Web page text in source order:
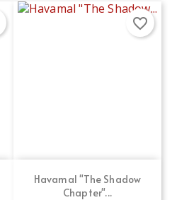
Havamal "The Shadow
Chapter"...
favorite_border